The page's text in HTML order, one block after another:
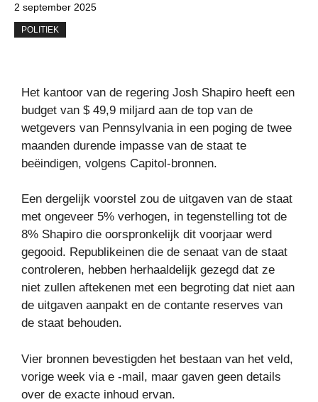
2 september 2025
POLITIEK
Het kantoor van de regering Josh Shapiro heeft een
budget van $ 49,9 miljard aan de top van de
wetgevers van Pennsylvania in een poging de twee
maanden durende impasse van de staat te
beëindigen, volgens Capitol-bronnen.
Een dergelijk voorstel zou de uitgaven van de staat
met ongeveer 5% verhogen, in tegenstelling tot de
8% Shapiro die oorspronkelijk dit voorjaar werd
gegooid. Republikeinen die de senaat van de staat
controleren, hebben herhaaldelijk gezegd dat ze
niet zullen aftekenen met een begroting dat niet aan
de uitgaven aanpakt en de contante reserves van
de staat behouden.
Vier bronnen bevestigden het bestaan ​​van het veld,
vorige week via e -mail, maar gaven geen details
over de exacte inhoud ervan.